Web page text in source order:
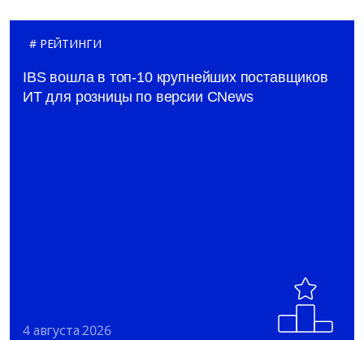
РЕЙТИНГИ
IBS вошла в топ-10 крупнейших поставщиков
ИТ для розницы по версии CNews
4 августа 2026